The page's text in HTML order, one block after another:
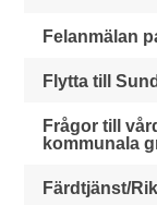
Felanmälan
Flytta till
Frågor till
kommunala
Färdtjänst/